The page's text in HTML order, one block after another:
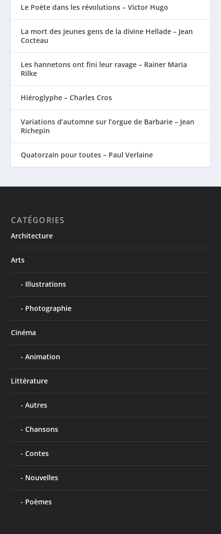
Le Poëte dans les révolutions – Victor Hugo
La mort des jeunes gens de la divine Hellade – Jean
Cocteau
Les hannetons ont fini leur ravage – Rainer Maria
Rilke
Hiéroglyphe – Charles Cros
Variations d’automne sur l’orgue de Barbarie – Jean
Richepin
Quatorzain pour toutes – Paul Verlaine
CATÉGORIES
Architecture
Arts
Illustrations
Photographie
Cinéma
Animation
Littérature
Autres
Chansons
Contes
Nouvelles
Poèmes